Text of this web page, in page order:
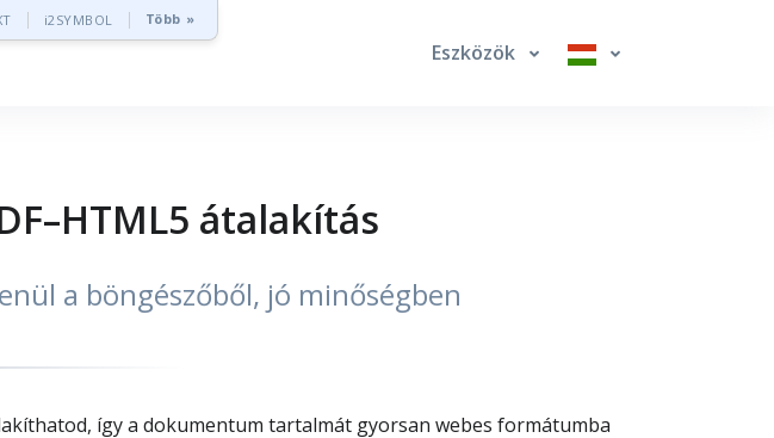
i2SYMBOL Több »
Eszközök
átalakítás
a böngészőből, jó minőségben
így a dokumentum tartalmát gyorsan webes formátumba